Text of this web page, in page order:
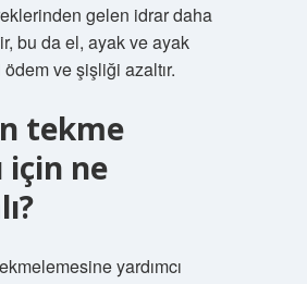
gelen idrar daha
bu da el, ayak ve ayak
ve şişliği azaltır.
tekme
için ne
yardımcı